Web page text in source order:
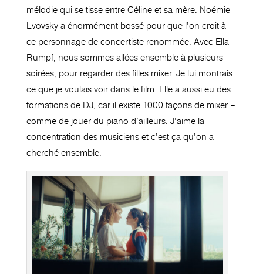
mélodie qui se tisse entre Céline et sa mère. Noémie
Lvovsky a énormément bossé pour que l’on croit à
ce personnage de concertiste renommée. Avec Ella
Rumpf, nous sommes allées ensemble à plusieurs
soirées, pour regarder des filles mixer. Je lui montrais
ce que je voulais voir dans le film. Elle a aussi eu des
formations de DJ, car il existe 1000 façons de mixer –
comme de jouer du piano d’ailleurs. J’aime la
concentration des musiciens et c’est ça qu’on a
cherché ensemble.